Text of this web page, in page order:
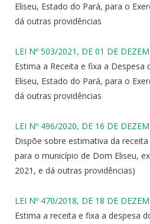
Eliseu, Estado do Pará, para o
dá outras providências
LEI Nº 503/2021, DE 01 DE
Estima a Receita e fixa a
Eliseu, Estado do Pará, para o
dá outras providências
LEI Nº 496/2020, DE 16 DE
Dispõe sobre estimativa da
para o município de Dom Eliseu,
2021, e dá outras providências)
LEI Nº 470/2018, DE 18 DE
Estima a receita e fixa a despesa